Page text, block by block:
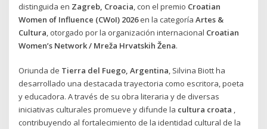
distinguida en Zagreb, Croacia, con el premio Croatian
Women of Influence (CWoI) 2026en la categoríaArtes &
Cultura, otorgado por la organización internacional Croatian
Women’s Network / Mreža Hrvatskih Žena.
Oriunda de Tierra del Fuego, Argentina, Silvina Biott ha
desarrollado una destacada trayectoria como escritora, poeta
y educadora. A través de su obra literaria y de diversas
iniciativas culturales promueve y difunde la cultura croata ,
contribuyendo al fortalecimiento de la identidad cultural de la